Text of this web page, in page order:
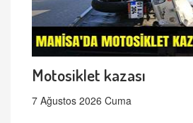
Motosiklet kazası
7 Ağustos 2026 Cuma